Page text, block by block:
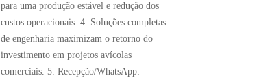
para uma produção estável e redução dos
custos operacionais. 4. Soluções completas
de engenharia maximizam o retorno do
investimento em projetos avícolas
comerciais. 5. Recepção/WhatsApp: